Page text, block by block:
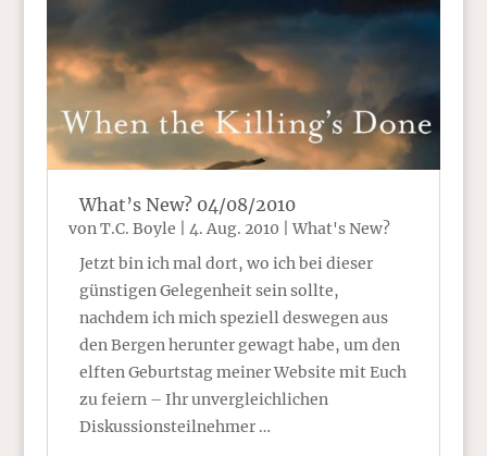
What’s New? 04/08/2010
vonT.C. Boyle 4. Aug. 2010 |What's New?
Jetzt bin ich mal dort, wo ich bei dieser
günstigen Gelegenheit sein sollte,
nachdem ich mich speziell deswegen aus
den Bergen herunter gewagt habe, um den
elften Geburtstag meiner Website mit Euch
zu feiern – Ihr unvergleichlichen
Diskussionsteilnehmer …